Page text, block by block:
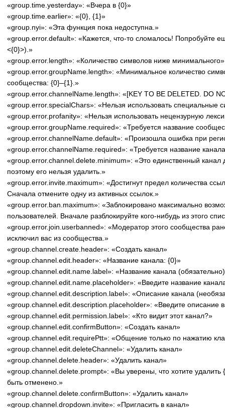
«group.time.yesterday»: «Вчера в {0}»
«group.time.earlier»: «{0}, {1}»
«group.nyi»: «Эта функция пока недоступна.»
«group.error.default»: «Кажется, что-то сломалось! Попробуйте
<{0}>).»
«group.error.length»: «Количество символов ниже минимального»
«group.error.groupName.length»: «Минимальное количество
сообщества: {0}–{1}.»
«group.error.channelName.length»: «[KEY TO BE DELETED. DO
«group.error.specialChars»: «Нельзя использовать специальные
«group.error.profanity»: «Нельзя использовать нецензурную
«group.error.groupName.required»: «Требуется название
«group.error.channelName.default»: «Произошла ошибка при
«group.error.channelName.required»: «Требуется название
«group.error.channel.delete.minimum»: «Это единственный канал
поэтому его нельзя удалить.»
«group.error.invite.maximum»: «Достигнут предел количества
Сначала отмените одну из активных ссылок.»
«group.error.ban.maximum»: «Заблокировано максимально
пользователей. Вначале разблокируйте кого-нибудь из этого
«group.error.join.userbanned»: «Модератор этого сообщества
исключил вас из сообщества.»
«group.channel.create.header»: «Создать канал»
«group.channel.edit.header»: «Название канала: {0}»
«group.channel.edit.name.label»: «Название канала
«group.channel.edit.name.placeholder»: «Введите название
«group.channel.edit.description.label»: «Описание канала
«group.channel.edit.description.placeholder»: «Введите описание
«group.channel.edit.permission.label»: «Кто видит этот канал?»
«group.channel.edit.confirmButton»: «Создать канал»
«group.channel.edit.requirePtt»: «Общение только по нажатию
«group.channel.edit.deleteChannel»: «Удалить канал»
«group.channel.delete.header»: «Удалить канал»
«group.channel.delete.prompt»: «Вы уверены, что хотите удалить
быть отменено.»
«group.channel.delete.confirmButton»: «Удалить канал»
«group.channel.dropdown.invite»: «Пригласить в канал»